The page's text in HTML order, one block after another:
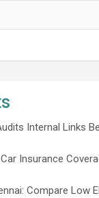
Internal Links
Insurance
Compare Low